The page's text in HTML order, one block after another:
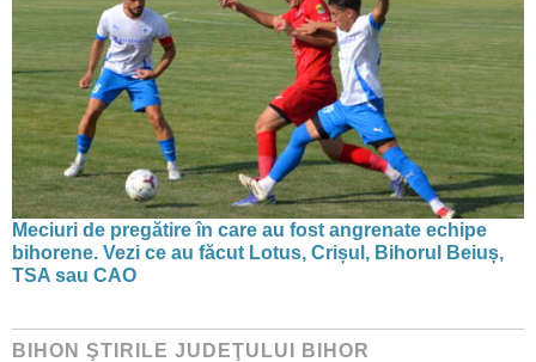
Meciuri de pregătire în care au fost angrenate echipe
bihorene. Vezi ce au făcut Lotus, Crișul, Bihorul Beiuș,
TSA sau CAO
BIHON ŞTIRILE JUDEŢULUI BIHOR